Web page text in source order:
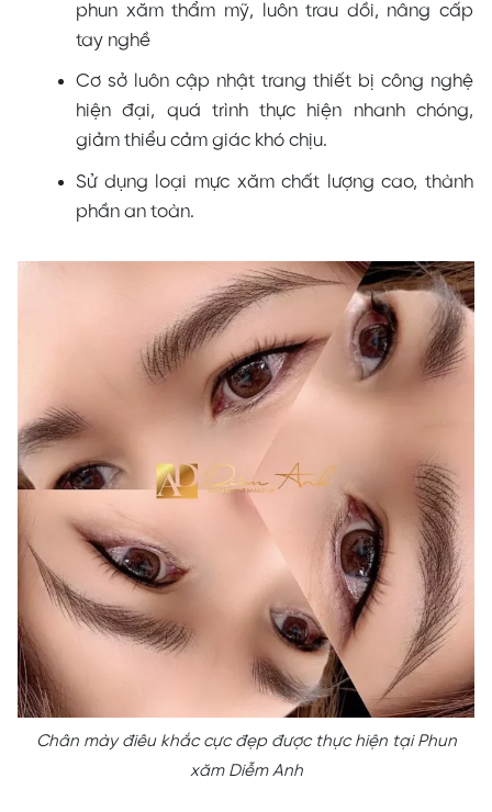
phun xăm thẩm mỹ, luôn trau dồi, nâng cấp
tay nghề
Cơ sở luôn cập nhật trang thiết bị công nghệ
hiện đại, quá trình thực hiện nhanh chóng,
giảm thiểu cảm giác khó chịu.
Sử dụng loại mực xăm chất lượng cao, thành
phần an toàn.
Chân mày điêu khắc cực đẹp được thực hiện tại Phun
xăm Diễm Anh